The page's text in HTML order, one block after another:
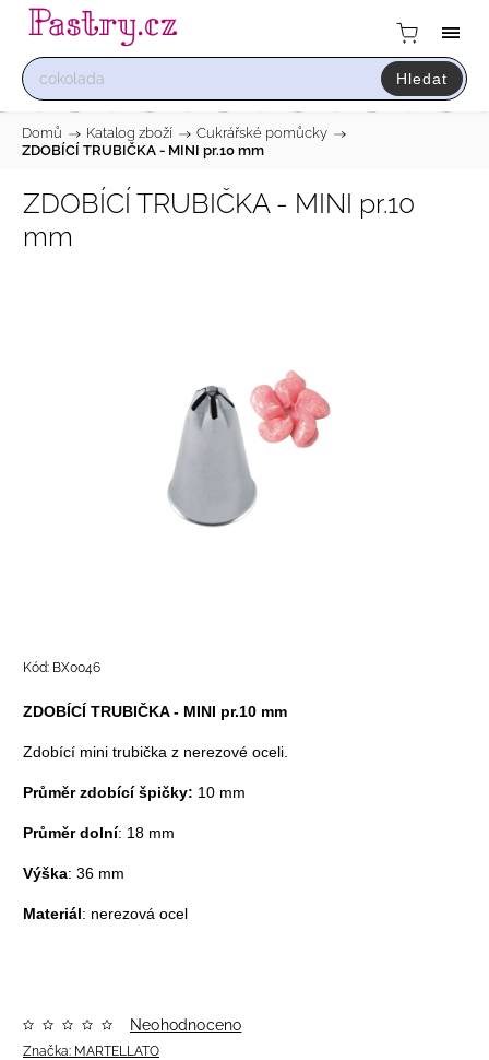
Hledat
Domů / Katalog zboží / Cukrářské pomůcky /
ZDOBÍCÍ TRUBIČKA - MINI pr.10 mm
ZDOBÍCÍ TRUBIČKA - MINI pr.10
mm
Kód: BX0046
ZDOBÍCÍ TRUBIČKA - MINI pr.10 mm
Zdobící mini trubička z nerezové oceli.
Průměr zdobící špičky: 10 mm
Průměr dolní: 18 mm
Výška: 36 mm
Materiál: nerezová ocel
Značka: MARTELLATO
Neohodnoceno